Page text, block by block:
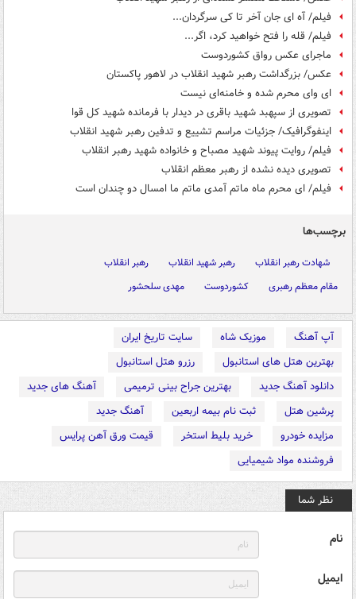
فیلم/ آه ای جان آخر تا کی سرگردان...
فیلم/ قله را فتح خواهید کرد، اگر...
ماجرای عکس رواق کشوردوست
عکس/ بزرگداشت رهبر شهید انقلاب در لاهور پاکستان
ای وای محرم شده و خامنه‌ای نیست
تصویری از سپهبد شهید باقری در دیدار با فرمانده شهید کل قوا
اینفوگرافیک/ جزئیات مراسم تشییع و تدفین رهبر شهید انقلاب
فیلم/ روایت پیوند شهید مصباح و خانواده شهید رهبر انقلاب
تصویری دیده نشده از رهبر معظم انقلاب
فیلم/ ای محرم ماه ماتم آمدی ماتم ما امسال دو چندان است
برچسب‌ها
شهادت رهبر انقلاب رهبر شهید انقلاب
رهبر انقلاب
مقام معظم رهبری
کشوردوست مهدی سلحشور
آپ آهنگ موزیک شاه
سایت تاریخ ایران
بهترین هتل های استانبول
رزرو هتل استانبول
دانلود آهنگ جدید
بهترین جراح بینی ترمیمی
آهنگ های جدید
پرشین هتل
ثبت نام بیمه اربعین
آهنگ جدید
مزایده خودرو
خرید بلیط استخر
قیمت ورق آهن پرایس
فروشنده مواد شیمیایی
نظر شما
نام
ایمیل